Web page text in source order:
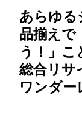
あらゆる
品揃えで
う！」
総合リサ
ワンダー